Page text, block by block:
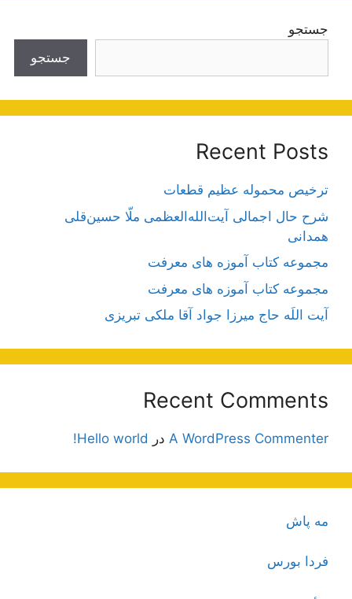
جستجو
جستجو
Recent Posts
ترخیص محموله عظیم قطعات
شرح حال اجمالی آیت‌الله‌العظمی ملّا حسین‌قلی
همدانی
مجموعه کتاب آموزه های معرفت
مجموعه کتاب آموزه های معرفت
آیت اللَه حاج میرزا جواد آقا ملکی تبریزی
Recent Comments
A WordPress Commenter در Hello world!
مه پاش
فردا بورس